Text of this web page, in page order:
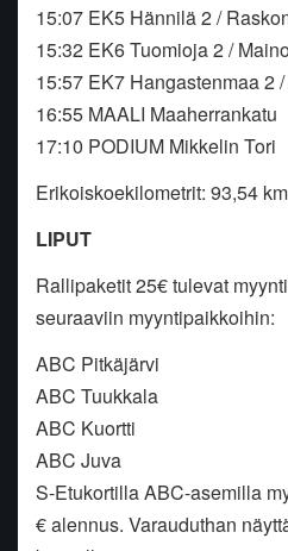
15:07 EK5 Hännilä 2 /
15:32 EK6 Tuomioja 2 /
15:57 EK7 Hangastenmaa 2
16:55 MAALI Maaherrankatu
17:10 PODIUM Mikkelin Tori
Erikoiskoekilometrit: 93,54 km
LIPUT
Rallipaketit 25€ tulevat
seuraaviin myyntipaikkoihin:
ABC Pitkäjärvi
ABC Tuukkala
ABC Kuortti
ABC Juva
S-Etukortilla ABC-asemilla
€ alennus. Varauduthan